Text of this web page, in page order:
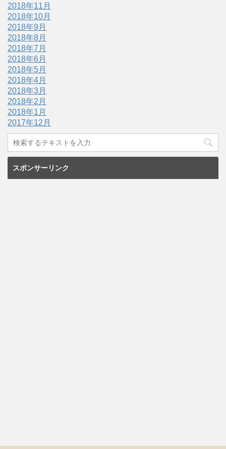
2018年11月
2018年10月
2018年9月
2018年8月
2018年7月
2018年6月
2018年5月
2018年4月
2018年3月
2018年2月
2018年1月
2017年12月
スポンサーリンク